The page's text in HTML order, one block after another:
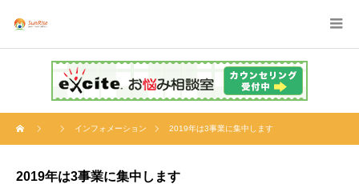
インフォメーション 2019年は3事業に集中します
2019年は3事業に集中します